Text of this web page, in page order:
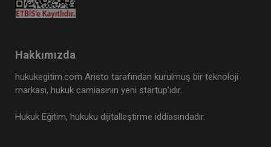
Hakkımızda
hukukegitim.com Aristo tarafından kurulmuş bir teknoloji
markası, hukuk camiasının yeni startup’ıdır.
Hukuk Eğitim, hukuku dijitalleştirme iddiasındadır.